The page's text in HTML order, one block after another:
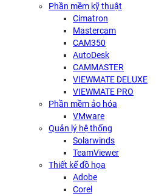
Phần mềm kỹ thuật
Cimatron
Mastercam
CAM350
AutoDesk
CAMMASTER
VIEWMATE DELUXE
VIEWMATE PRO
Phần mềm ảo hóa
VMware
Quản lý hệ thống
Solarwinds
TeamViewer
Thiết kế đồ họa
Adobe
Corel